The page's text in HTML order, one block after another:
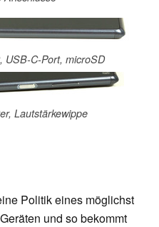
USB-C-Port, microSD
Lautstärkewippe
Politik eines möglichst
und so bekommt